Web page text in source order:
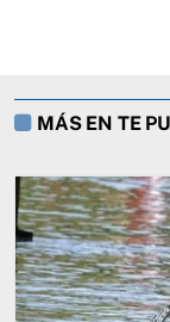
MÁS EN TE